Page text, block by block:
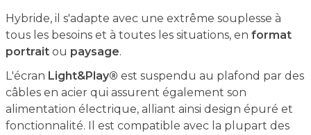
Hybride, il s'adapte avec une extrême souplesse à
tous les besoins et à toutes les situations, en format
portraitou paysage.
L'écran Light&Play® est suspendu au plafond par des
câbles en acier qui assurent également son
alimentation électrique, alliant ainsi design épuré et
fonctionnalité. Il est compatible avec la plupart des